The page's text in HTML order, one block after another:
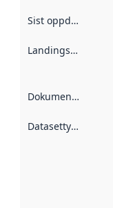
Sist oppdatert
Landingsside
Dokumentasjon
Datasettype